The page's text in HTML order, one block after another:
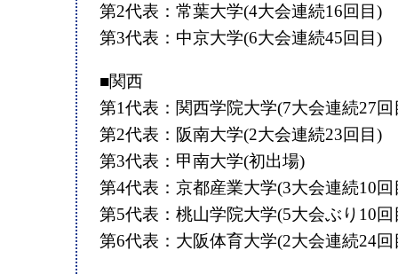
第2代表：常葉大学(4大会連続16回目)
第3代表：中京大学(6大会連続45回目)
■関西
第1代表：関西学院大学(7大会連続27回
第2代表：阪南大学(2大会連続23回目)
第3代表：甲南大学(初出場)
第4代表：京都産業大学(3大会連続10回
第5代表：桃山学院大学(5大会ぶり10回
第6代表：大阪体育大学(2大会連続24回